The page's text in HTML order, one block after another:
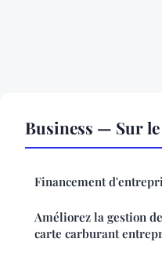
Business — Sur
Financement
Améliorez la gestion
carte carburant